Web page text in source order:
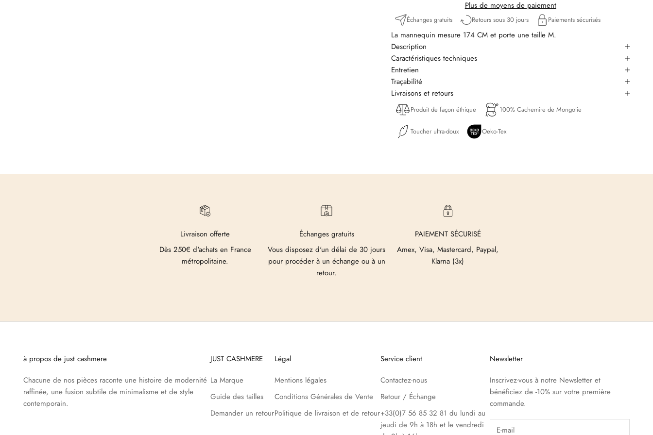
Plus de moyens de paiement
Échanges gratuits Retours sous 30 jours Paiements sécurisés
La mannequin mesure 174 CM et porte une taille M.
Description
Caractéristiques techniques
Entretien
Traçabilité
Livraisons et retours
Produit de façon éthique 100% Cachemire de Mongolie
Toucher ultra-doux Oeko-Tex
Livraison offerte
Dès 250€ d'achats en France
métropolitaine.
Échanges gratuits
Vous disposez d'un délai de 30 jours
pour procéder à un échange ou à un
retour.
PAIEMENT SÉCURISÉ
Amex, Visa, Mastercard, Paypal,
Klarna (3x)
à propos de just cashmere
Chacune de nos pièces raconte une histoire de modernité
raffinée, une fusion subtile de minimalisme et de style
contemporain.
JUST CASHMERE
La Marque
Guide des tailles
Demander un retour
Légal
Mentions légales
Conditions Générales de Vente
Politique de livraison et de retour
Service client
Contactez-nous
Retour / Échange
+33(0)7 56 85 32 81 du lundi au
jeudi de 9h à 18h et le vendredi
Newsletter
Inscrivez-vous à notre Newsletter et
bénéficiez de -10% sur votre première
commande.